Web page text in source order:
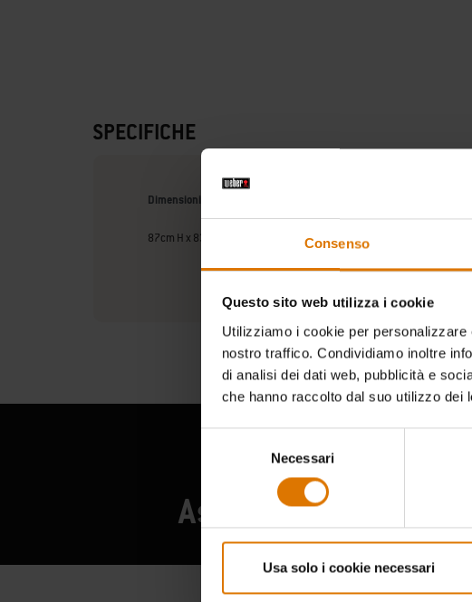
Consenso
Questo sito web utilizza i cookie
Utilizziamo i cookie per
nostro traffico. Condividiamo inoltre
di analisi dei dati web, pubblicità e
che hanno raccolto dal suo utilizzo dei
Necessari
Usa solo i cookie necessari
SPECIFICHE
Dimensioni prodotto
87cm H x 83cm L x 50cm P
Ascolta cosa